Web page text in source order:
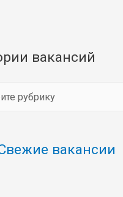
вакансий
вакансии